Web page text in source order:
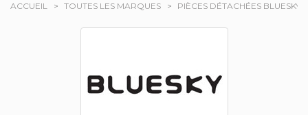
ACCUEIL TOUTES LES MARQUES PIÈCES DÉTACHÉES BLUESKY